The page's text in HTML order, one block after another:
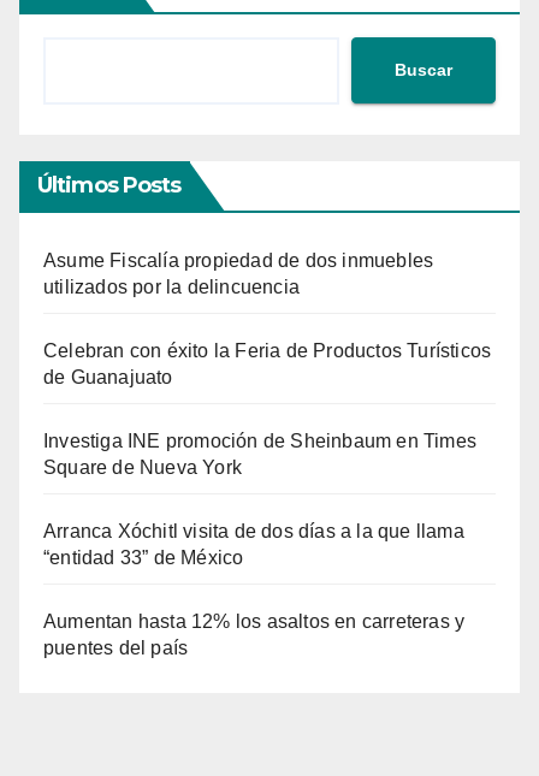
Buscar
Últimos Posts
Asume Fiscalía propiedad de dos inmuebles
utilizados por la delincuencia
Celebran con éxito la Feria de Productos Turísticos
de Guanajuato
Investiga INE promoción de Sheinbaum en Times
Square de Nueva York
Arranca Xóchitl visita de dos días a la que llama
“entidad 33” de México
Aumentan hasta 12% los asaltos en carreteras y
puentes del país